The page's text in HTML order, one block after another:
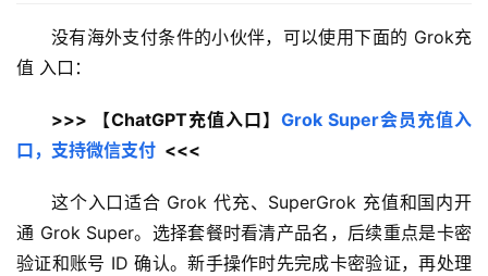
没有海外支付条件的小伙伴，可以使用下面的 Grok充
值 入口：
>>> 【ChatGPT充值入口】 Grok Super会员充值入
口，支持微信支付
  <<<
这个入口适合 Grok 代充、SuperGrok 充值和国内开
通 Grok Super。选择套餐时看清产品名，后续重点是卡密
验证和账号 ID 确认。新手操作时先完成卡密验证，再处理